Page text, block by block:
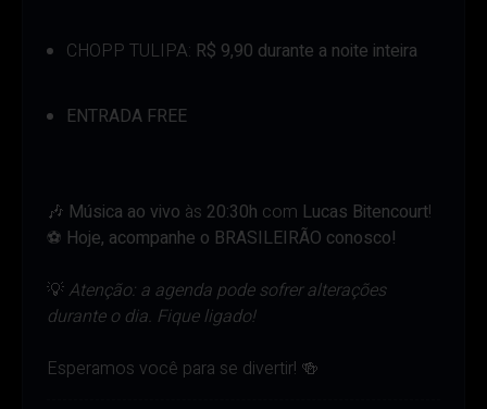
CHOPP TULIPA: R$ 9,90 durante a noite inteira
ENTRADA FREE
🎶 Música ao vivo às 20:30h com Lucas Bitencourt!
⚽️ Hoje, acompanhe o BRASILEIRÃO conosco!
💡 Atenção: a agenda pode sofrer alterações
durante o dia. Fique ligado!
Esperamos você para se divertir! 🍻